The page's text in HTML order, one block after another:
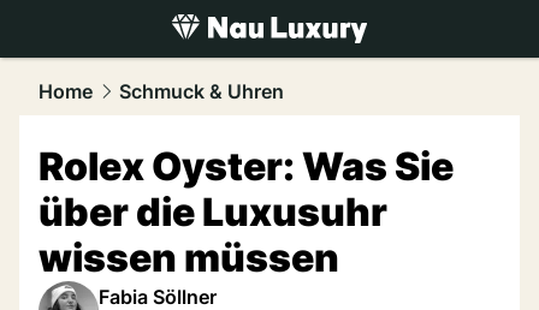
luxury.NAU.ch
Home Schmuck & Uhren
Rolex Oyster: Was Sie
über die Luxusuhr
wissen müssen
Fabia Söllner